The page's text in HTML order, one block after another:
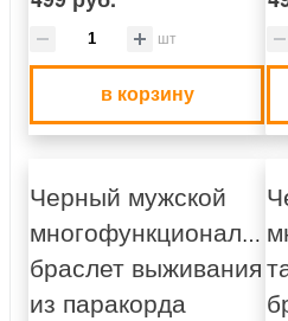
шт
в корзину
Черный мужской
браслет выживания
из паракорда